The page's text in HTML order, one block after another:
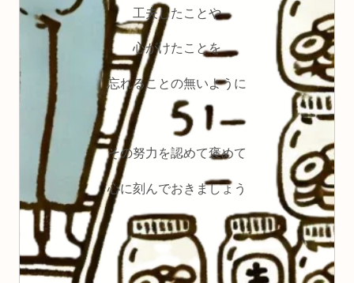
工夫したことや
心がけたことを
忘れることの無いように
その努力を認めて褒めて
心に刻んでおきましょう